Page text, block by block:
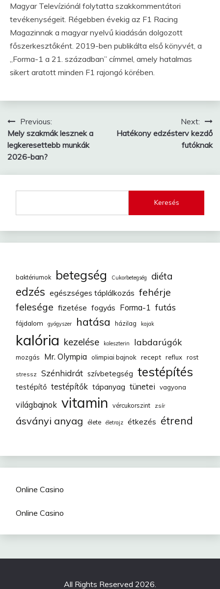
Magyar Televíziónál folytatta szakkommentátori
tevékenységeit. Régebben évekig az F1 Racing
Magazinnak a magyar nyelvű kiadásán dolgozott
főszerkesztőként. 2019-ben publikálta első könyvét, a
„Forma-1 a 21. században” címmel, amely hatalmas
sikert aratott minden F1 rajongó körében.
Bejegyzés
navigáció
Previous:
Mely szakmák lesznek a
legkeresettebb munkák
2026-ban?
Next:
Hatékony edzésterv kezdő
futóknak
Keresés
baktériumok betegség Cukorbetegség diéta
edzés egészséges táplálkozás fehérje
felesége fizetése fogyás Forma-1 futás
fájdalom gyógyszer hatása házilag kajak
kalória kezelése koleszterin labdarúgók
mozgás Mr. Olympia olimpiai bajnok recept reflux rost
stressz Szénhidrát szívbetegség testépítés
testépítő testépítők tápanyag tünetei vagyona
világbajnok vitamin vércukorszint zsír
ásványi anyag élete életrajz étkezés étrend
Online Casino
Online Casino
All Rights Reserved 2026.